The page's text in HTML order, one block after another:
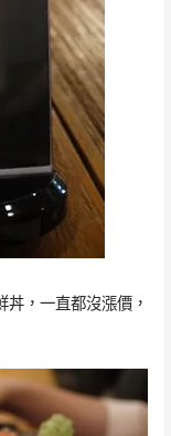
，一直都沒漲價，